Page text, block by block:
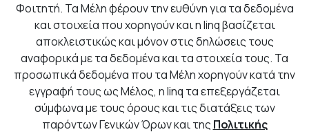
Φοιτητή. Τα Μέλη φέρουν την ευθύνη για τα δεδομένα
και στοιχεία που χορηγούν και η linq βασίζεται
αποκλειστικώς και μόνον στις δηλώσεις τους
αναφορικά με τα δεδομένα και τα στοιχεία τους. Τα
προσωπικά δεδομένα που τα Μέλη χορηγούν κατά την
εγγραφή τους ως Μέλος, η linq τα επεξεργάζεται
σύμφωνα με τους όρους και τις διατάξεις των
παρόντων Γενικών Όρων και της Πολιτικής